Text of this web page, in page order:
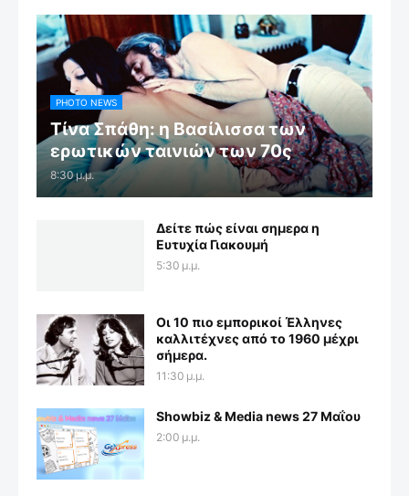
PHOTO NEWS
Τίνα Σπάθη: η Βασίλισσα των
ερωτικών ταινιών των 70ς
8:30 μ.μ.
Δείτε πώς είναι σημερα η
Ευτυχία Γιακουμή
5:30 μ.μ.
Οι 10 πιο εμπορικοί Έλληνες
καλλιτέχνες από το 1960 μέχρι
σήμερα.
11:30 μ.μ.
Showbiz & Media news 27 Μαΐου
2:00 μ.μ.